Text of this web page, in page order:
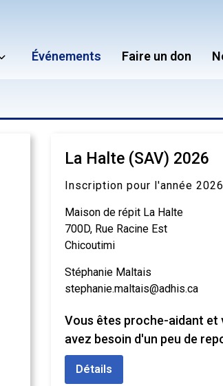
Événements Faire un don
La Halte (SAV) 2026
Inscription pour l'année 2026
Maison de répit La Halte
700D, Rue Racine Est
Chicoutimi
Stéphanie Maltais
stephanie.maltais@adhis.ca
Vous êtes proche-aidant et
avez besoin d'un peu de
Détails